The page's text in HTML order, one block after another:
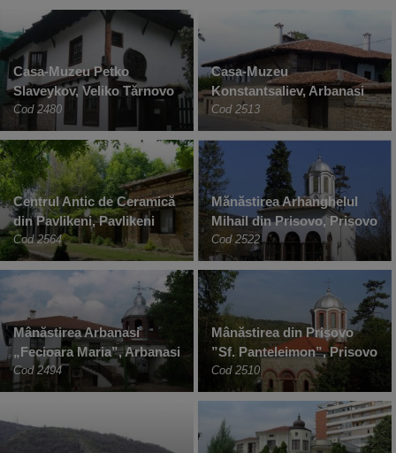
Casa-Muzeu Petko
Slaveykov, Veliko Tărnovo
Cod 2480
Casa-Muzeu
Konstantsaliev, Arbanasi
Cod 2513
Centrul Antic de Ceramică
din Pavlikeni, Pavlikeni
Cod 2564
Mănăstirea Arhanghelul
Mihail din Prisovo, Prisovo
Cod 2522
Mânăstirea Arbanasi
„Fecioara Maria”, Arbanasi
Cod 2494
Mânăstirea din Prisovo
”Sf. Panteleimon”, Prisovo
Cod 2510